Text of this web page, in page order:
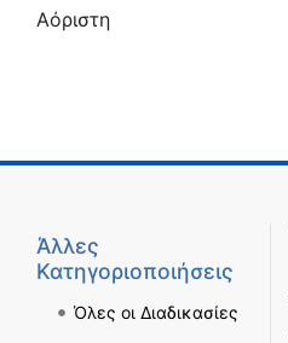
Αόριστη
Άλλες
Κατηγοριοποιήσεις
Όλες οι Διαδικασίες